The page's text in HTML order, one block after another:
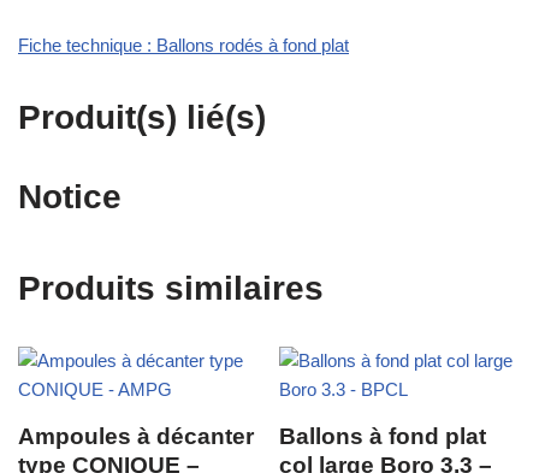
Fiche technique : Ballons rodés à fond plat
Produit(s) lié(s)
Notice
Produits similaires
Ampoules à décanter
type CONIQUE –
Ballons à fond plat
col large Boro 3.3 –